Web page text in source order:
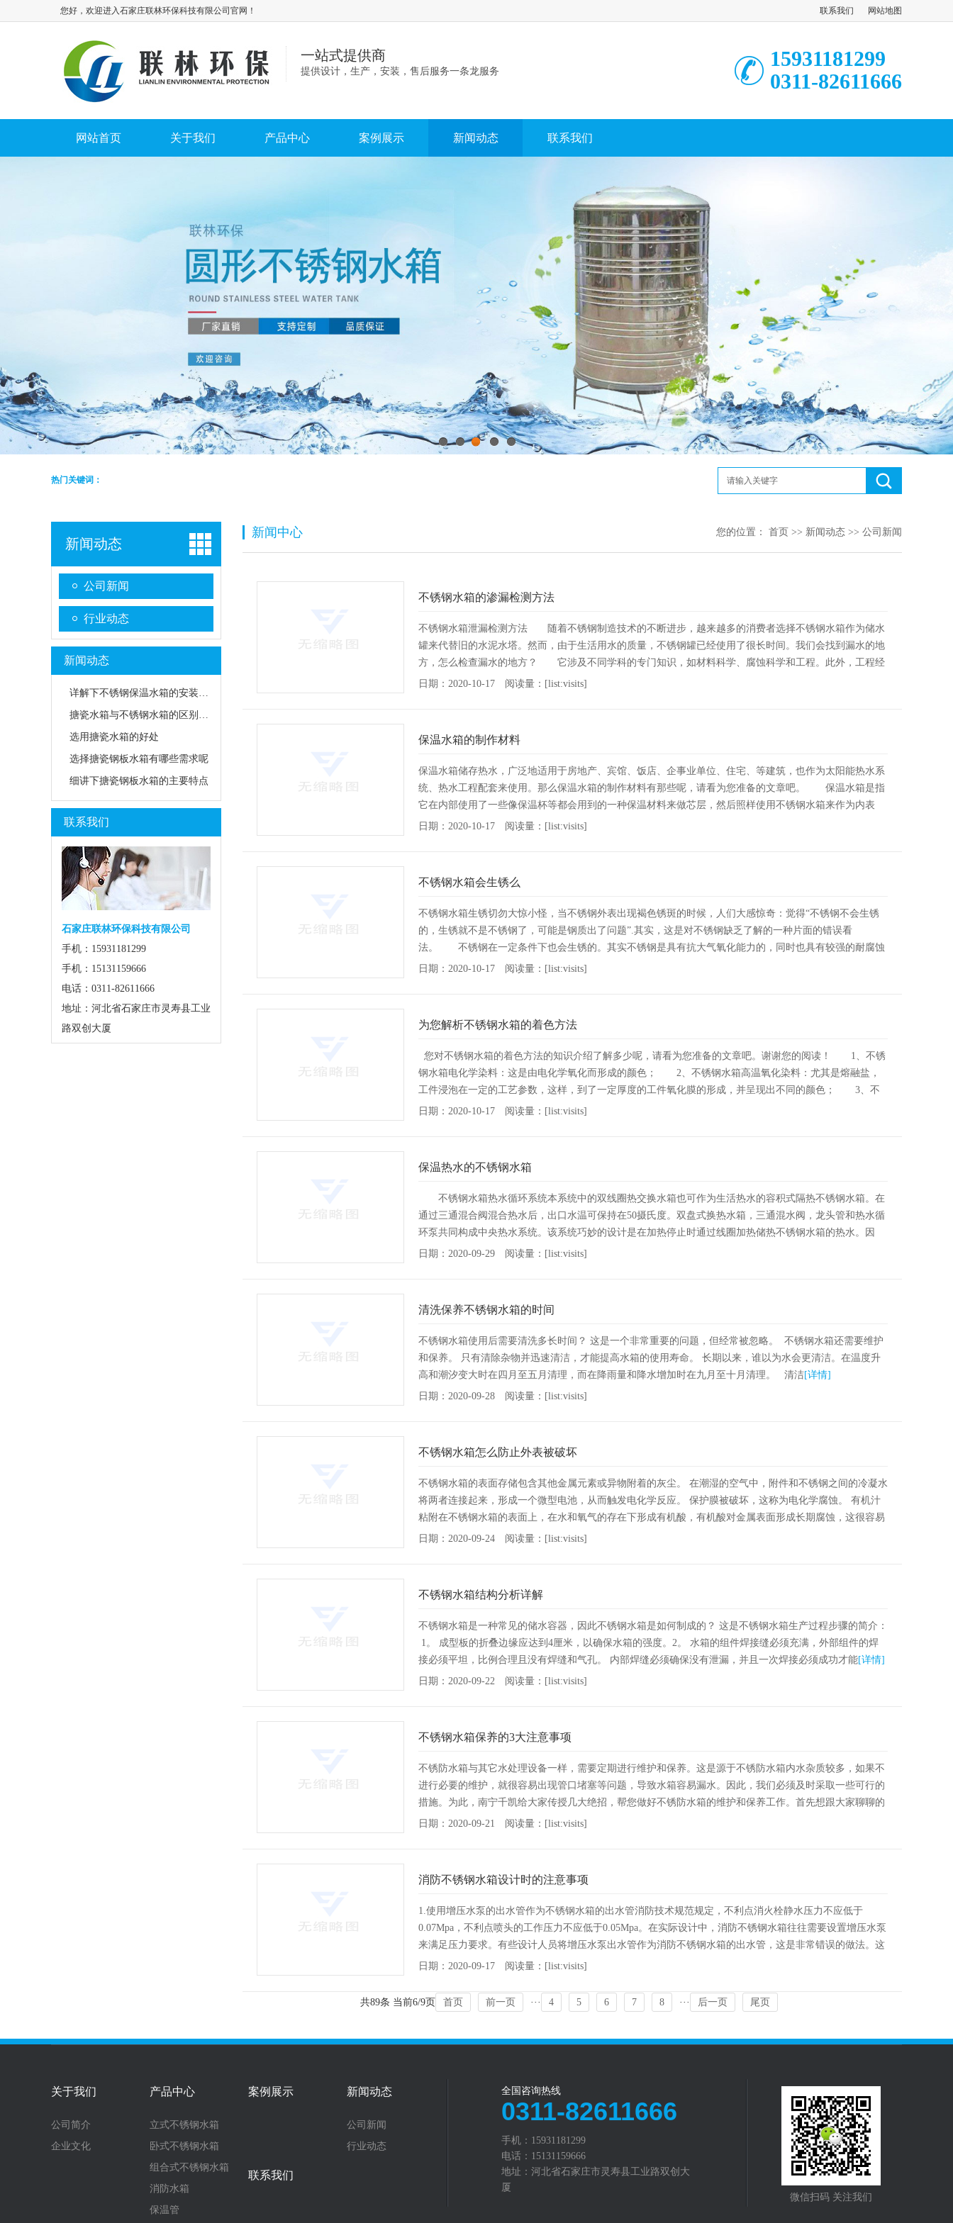
您好，欢迎进入石家庄联林环保科技有限公司官网！ 联系我们 网站地图
一站式提供商
提供设计，生产，安装，售后服务一条龙服务
15931181299
0311-82611666
网站首页 关于我们 产品中心 案例展示 新闻动态 联系我们
1 5
热门关键词：
新闻动态
公司新闻
行业动态
新闻动态
详解下不锈钢保温水箱的安装方法
搪瓷水箱与不锈钢水箱的区别是什么？
选用搪瓷水箱的好处
选择搪瓷钢板水箱有哪些需求呢
细讲下搪瓷钢板水箱的主要特点
联系我们
石家庄联林环保科技有限公司
手机：15931181299
手机：15131159666
电话：0311-82611666
地址：河北省石家庄市灵寿县工业
路双创大厦
新闻中心 您的位置： 首页 >> 新闻动态 >> 公司新闻
不锈钢水箱的渗漏检测方法
不锈钢水箱泄漏检测方法 随着不锈钢制造技术的不断进步，越来越多的消费者选择不锈钢水箱作为储水
罐来代替旧的水泥水塔。然而，由于生活用水的质量，不锈钢罐已经使用了很长时间。我们会找到漏水的地
方，怎么检查漏水的地方？ 它涉及不同学科的专门知识，如材料科学、腐蚀科学和工程。此外，工程经
验也是合理选用不锈[详情]
日期：2020-10-17 阅读量：[list:visits]
保温水箱的制作材料
保温水箱储存热水，广泛地适用于房地产、宾馆、饭店、企事业单位、住宅、等建筑，也作为太阳能热水系
统、热水工程配套来使用。那么保温水箱的制作材料有那些呢，请看为您准备的文章吧。 保温水箱是指
它在内部使用了一些像保温杯等都会用到的一种保温材料来做芯层，然后照样使用不锈钢水箱来作为内表
层，外层则使用普通的[详情]
日期：2020-10-17 阅读量：[list:visits]
不锈钢水箱会生锈么
不锈钢水箱生锈切勿大惊小怪，当不锈钢外表出现褐色锈斑的时候，人们大感惊奇：觉得“不锈钢不会生锈
的，生锈就不是不锈钢了，可能是钢质出了问题”.其实，这是对不锈钢缺乏了解的一种片面的错误看
法。 不锈钢在一定条件下也会生锈的。其实不锈钢是具有抗大气氧化能力的，同时也具有较强的耐腐蚀
性。但其抗腐蚀能力的大[详情]
日期：2020-10-17 阅读量：[list:visits]
为您解析不锈钢水箱的着色方法
您对不锈钢水箱的着色方法的知识介绍了解多少呢，请看为您准备的文章吧。谢谢您的阅读！ 1、不锈
钢水箱电化学染料：这是由电化学氧化而形成的颜色； 2、不锈钢水箱高温氧化染料：尤其是熔融盐，
工件浸泡在一定的工艺参数，这样，到了一定厚度的工件氧化膜的形成，并呈现出不同的颜色； 3、不
锈钢 [详情]
日期：2020-10-17 阅读量：[list:visits]
保温热水的不锈钢水箱
不锈钢水箱热水循环系统本系统中的双线圈热交换水箱也可作为生活热水的容积式隔热不锈钢水箱。在
通过三通混合阀混合热水后，出口水温可保持在50摄氏度。双盘式换热水箱，三通混水阀，龙头管和热水循
环泵共同构成中央热水系统。该系统巧妙的设计是在加热停止时通过线圈加热储热不锈钢水箱的热水。因
此，热交换盘管具
[详情]
日期：2020-09-29 阅读量：[list:visits]
清洗保养不锈钢水箱的时间
不锈钢水箱使用后需要清洗多长时间？ 这是一个非常重要的问题，但经常被忽略。 不锈钢水箱还需要维护
和保养。 只有清除杂物并迅速清洁，才能提高水箱的使用寿命。 长期以来，谁以为水会更清洁。在温度升
高和潮汐变大时在四月至五月清理，而在降雨量和降水增加时在九月至十月清理。 清洁[详情]
日期：2020-09-28 阅读量：[list:visits]
不锈钢水箱怎么防止外表被破坏
不锈钢水箱的表面存储包含其他金属元素或异物附着的灰尘。 在潮湿的空气中，附件和不锈钢之间的冷凝水
将两者连接起来，形成一个微型电池，从而触发电化学反应。 保护膜被破坏，这称为电化学腐蚀。 有机汁
粘附在不锈钢水箱的表面上，在水和氧气的存在下形成有机酸，有机酸对金属表面形成长期腐蚀，这很容易
引起腐蚀并损坏[详情]
日期：2020-09-24 阅读量：[list:visits]
不锈钢水箱结构分析详解
不锈钢水箱是一种常见的储水容器，因此不锈钢水箱是如何制成的？ 这是不锈钢水箱生产过程步骤的简介：
1。 成型板的折叠边缘应达到4厘米，以确保水箱的强度。2。 水箱的组件焊接缝必须充满，外部组件的焊
接必须平坦，比例合理且没有焊缝和气孔。 内部焊缝必须确保没有泄漏，并且一次焊接必须成功才能[详情]
日期：2020-09-22 阅读量：[list:visits]
不锈钢水箱保养的3大注意事项
不锈防水箱与其它水处理设备一样，需要定期进行维护和保养。这是源于不锈防水箱内水杂质较多，如果不
进行必要的维护，就很容易出现管口堵塞等问题，导致水箱容易漏水。因此，我们必须及时采取一些可行的
措施。为此，南宁千凯给大家传授几大绝招，帮您做好不锈防水箱的维护和保养工作。首先想跟大家聊聊的
是不锈防水箱的漏水[详情]
日期：2020-09-21 阅读量：[list:visits]
消防不锈钢水箱设计时的注意事项
1.使用增压水泵的出水管作为不锈钢水箱的出水管消防技术规范规定，不利点消火栓静水压力不应低于
0.07Mpa，不利点喷头的工作压力不应低于0.05Mpa。在实际设计中，消防不锈钢水箱往往需要设置增压水泵
来满足压力要求。有些设计人员将增压水泵出水管作为消防不锈钢水箱的出水管，这是非常错误的做法。这
是[详情]
日期：2020-09-17 阅读量：[list:visits]
共89条 当前6/9页 首页 前一页 ··· 4 5 6 7 8 ··· 后一页 尾页
关于我们
公司简介
企业文化
产品中心
立式不锈钢水箱
卧式不锈钢水箱
组合式不锈钢水箱
消防水箱
保温管
案例展示 新闻动态
公司新闻
行业动态
联系我们
全国咨询热线
0311-82611666
手机：15931181299
电话：15131159666
地址：河北省石家庄市灵寿县工业路双创大
厦
微信扫码 关注我们